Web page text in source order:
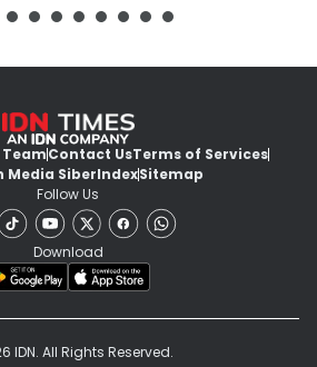
Contact UsTerms of Services
Media SiberIndexSitemap
Follow Us
Download
IDN. All Rights Reserved.